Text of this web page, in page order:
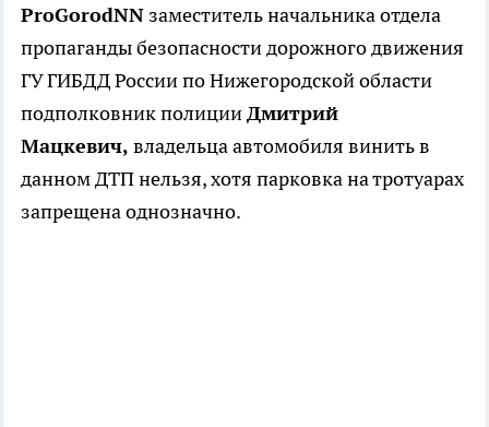
ProGorodNN заместитель начальника отдела
пропаганды безопасности дорожного движения
ГУ ГИБДД России по Нижегородской области
подполковник полицииДмитрий
Мацкевич, владельца автомобиля винить в
данном ДТП нельзя, хотя парковка на тротуарах
запрещена однозначно.